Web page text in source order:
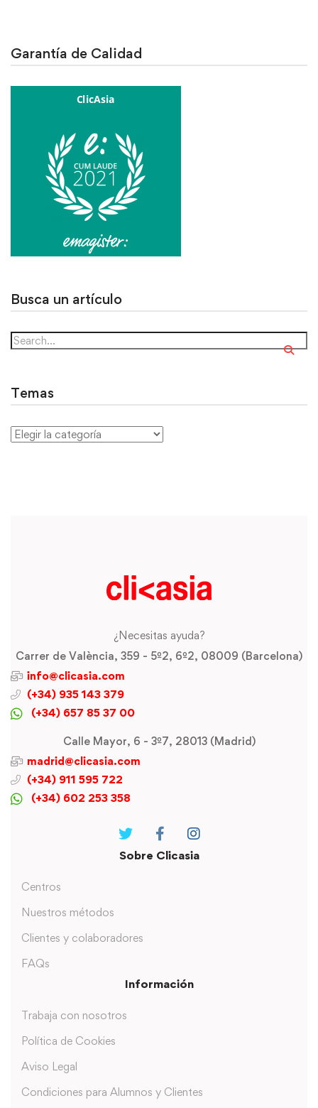
Garantía de Calidad
Busca un artículo
Temas
¿Necesitas ayuda?
Carrer de València, 359 - 5º2, 6º2, 08009 (Barcelona)
info@clicasia.com
(+34) 935 143 379
(+34) 657 85 37 00
Calle Mayor, 6 - 3º7, 28013 (Madrid)
madrid@clicasia.com
(+34) 911 595 722
(+34) 602 253 358
Sobre Clicasia
Centros
Nuestros métodos
Clientes y colaboradores
FAQs
Información
Trabaja con nosotros
Política de Cookies
Aviso Legal
Condiciones para Alumnos y Clientes